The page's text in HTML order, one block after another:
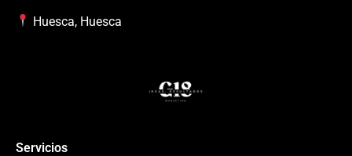
Huesca, Huesca
Servicios